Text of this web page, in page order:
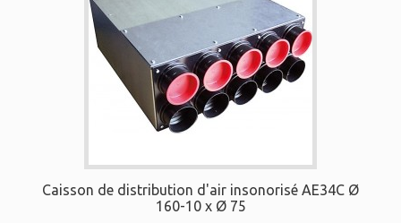
Caisson de distribution d'air insonorisé AE34C Ø
160-10 x Ø 75